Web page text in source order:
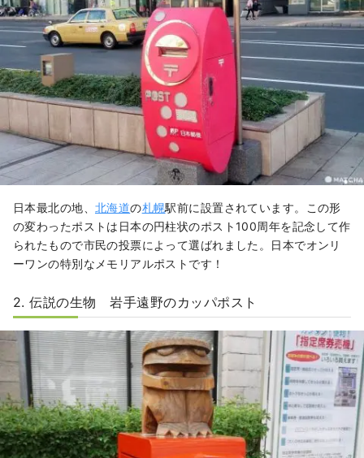
日本最北の地、 北海道の札幌駅前に設置されています。この形
の変わったポストは日本の円柱状のポスト100周年を記念して作
られたもので市民の投票によって選ばれました。日本でオンリ
ーワンの特別なメモリアルポストです！
2. 伝説の生物 岩手遠野のカッパポスト